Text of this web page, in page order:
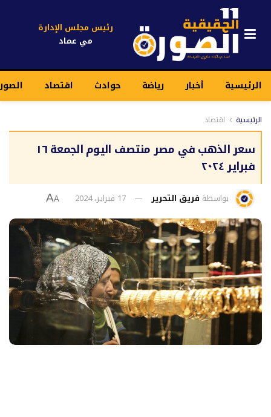
رئيس مجلس الإدارة
مي عماد
الرئيسية أخبار رياضة حوادث اقتصاد
الرئيسية اقتصاد
سعر الذهب في مصر منتصف اليوم الجمعة ١٦
فبراير ٢٠٢٤
بواسطة فريق التحرير 17 فبراير، 2024 A
A